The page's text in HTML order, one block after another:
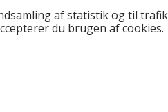
af statistik og til
du brugen af cookies.
Tilgængelig i mange farver,
der bedst passer til dine
100% Nylon Net Hammock fra